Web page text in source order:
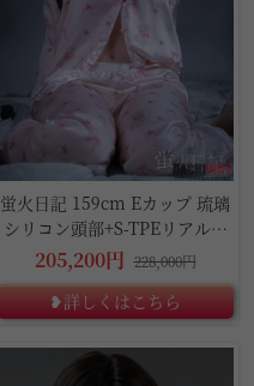
蛍火日記 159cm Eカップ 琉璃
シリコン頭部+S-TPEリアルラ
ブドール
205,200円 228,000円
❥詳しくはこちら